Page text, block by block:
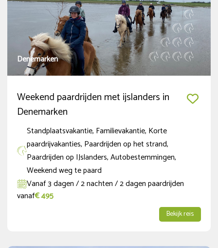
Denemarken
Weekend paardrijden met ijslanders in
Denemarken
Standplaatsvakantie, Familievakantie, Korte
paardrijvakanties, Paardrijden op het strand,
Paardrijden op IJslanders, Autobestemmingen,
Weekend weg te paard
Vanaf 3 dagen / 2 nachten / 2 dagen paardrijden
vanaf€ 495
Bekijk reis